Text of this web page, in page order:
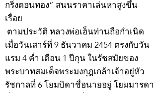
กริ่งดอนทอง” สนนราคาเล่นหาสูงขึ้น
เรื่อย
ตามประวัติ หลวงพ่อเฮ็นท่านถือกำเนิด
เมื่อวันเสาร์ที่ 9 ธันวาคม 2454 ตรงกับวัน
แรม 4 ค่ำ เดือน 1 ปีกุน ในรัชสมัยของ
พระบาทสมเด็จพระมงกุฎเกล้าเจ้าอยู่หัว
รัชกาลที่ 6 โยมบิดาชื่อนายอยู่ โยมมารดา